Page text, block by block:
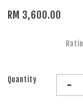
RM 3,600.00
Quantity -